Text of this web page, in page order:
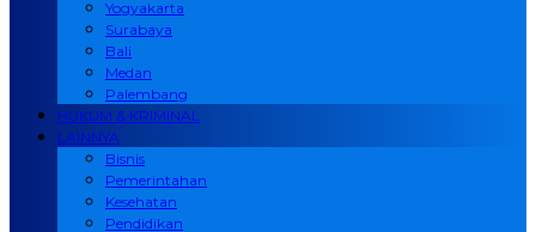
Yogyakarta
Surabaya
Bali
Medan
Palembang
HUKUM & KRIMINAL
LAINNYA
Bisnis
Pemerintahan
Kesehatan
Pendidikan